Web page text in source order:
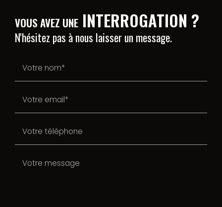
VOUS AVEZ UNE INTERROGATION ?
N'hésitez pas à nous laisser un message.